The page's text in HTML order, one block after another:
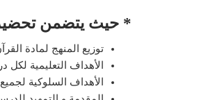
* حيث يتضمن تحضير
توزيع المنهج لمادة
الأهداف التعليمية
الأهداف السلوكية